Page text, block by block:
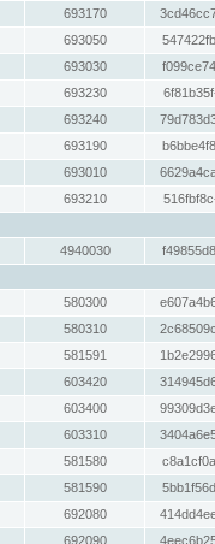
693170
693050
693030
693230
693240
693190
693010
693210
4940030
580300
580310
581591
603420
603400
603310
581580
581590
692080
692090